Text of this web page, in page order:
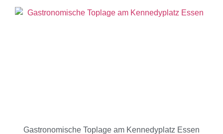
Gastronomische Toplage am Kennedyplatz Essen